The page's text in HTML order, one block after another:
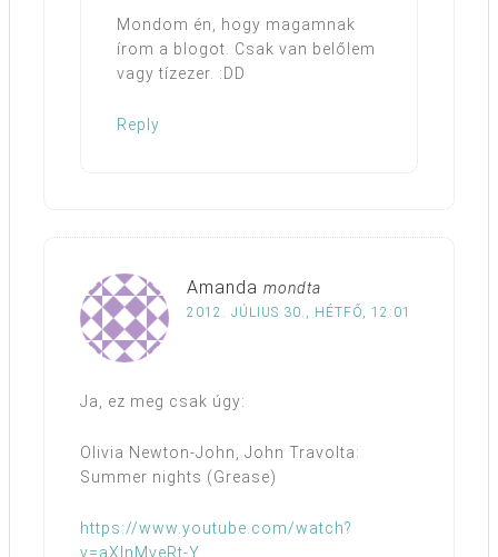
Mondom én, hogy magamnak
írom a blogot. Csak van belőlem
vagy tízezer. :DD
Reply
Amanda mondta
2012. JÚLIUS 30., HÉTFŐ, 12:01
Ja, ez meg csak úgy:
Olivia Newton-John, John Travolta:
Summer nights (Grease)
https://www.youtube.com/watch?
v=aXlnMveRt-Y